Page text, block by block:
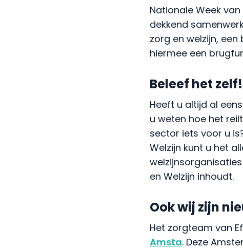
Nationale Week
dekkend
zorg en welzijn,
hiermee een
Beleef het zelf!
Heeft u altijd al
u weten hoe het
sector iets voor u
Welzijn kunt u het
en Welzijn inhoudt.
Ook wij zijn
Het zorgteam van
Amsta. Deze